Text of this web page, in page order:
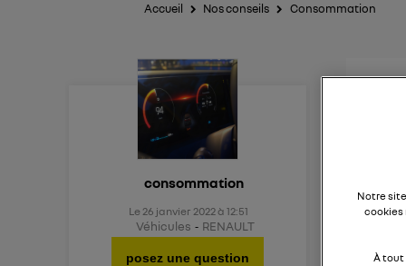
Accueil Nos conseils Consommation
consommation
Le 26 janvier 2022à 12:51
Véhicules RENAULT
posez une question
Notre
cookies
À tout